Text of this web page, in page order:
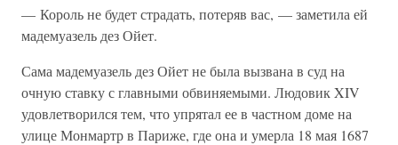
— Король не будет страдать, потеряв вас, — заметила ей
мадемуазель дез Ойет.
Сама мадемуазель дез Ойет не была вызвана в суд на
очную ставку с главными обвиняемыми. Людовик XIV
удовлетворился тем, что упрятал ее в частном доме на
улице Монмартр в Париже, где она и умерла 18 мая 1687